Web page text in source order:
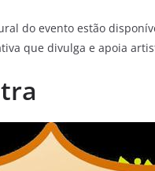
do evento estão
que divulga e apoia